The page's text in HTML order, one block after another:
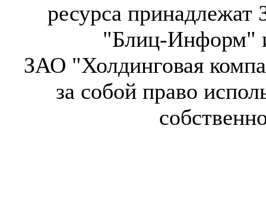
ресурса
"Блиц-Информ"
ЗАО "Холдинговая
за собой право